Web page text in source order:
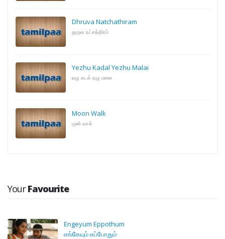
Dhruva Natchathiram
துருவ நட்சத்திரம்
Yezhu Kadal Yezhu Malai
ஏழு கடல் ஏழு மலை
Moon Walk
மூன் வாக்
YourFavourite
Engeyum Eppothum
எங்கேயும் எப்போதும்